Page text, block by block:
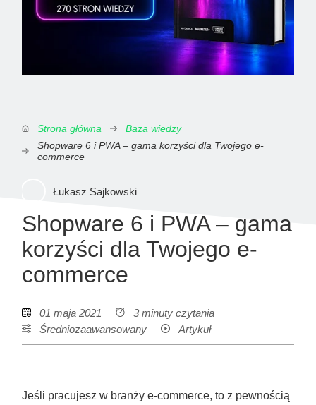
Strona główna
Baza wiedzy
Shopware 6 i PWA – gama korzyści dla Twojego e-
commerce
Łukasz Sajkowski
Shopware 6 i PWA – gama
korzyści dla Twojego e-
commerce
01 maja 2021
3 minuty czytania
Średniozaawansowany
Artykuł
Jeśli pracujesz w branży e-commerce, to z pewnością